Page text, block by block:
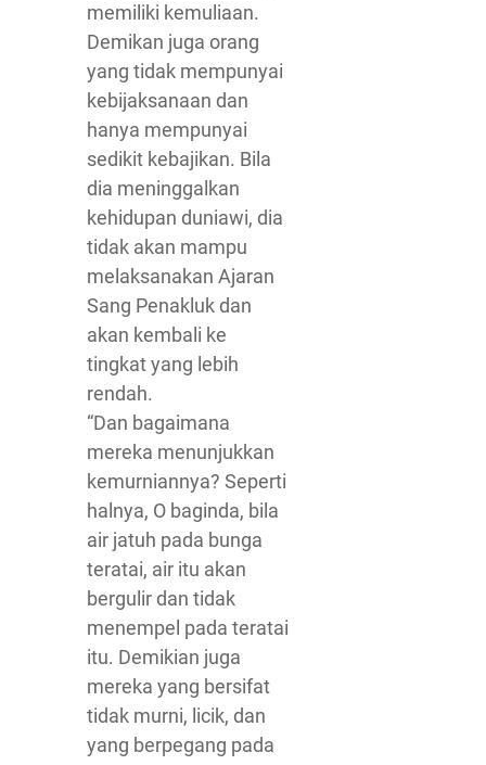
memiliki kemuliaan.
Demikan juga orang
yang tidak mempunyai
kebijaksanaan dan
hanya mempunyai
sedikit kebajikan. Bila
dia meninggalkan
kehidupan duniawi, dia
tidak akan mampu
melaksanakan Ajaran
Sang Penakluk dan
akan kembali ke
tingkat yang lebih
rendah.
“Dan bagaimana
mereka menunjukkan
kemurniannya? Seperti
halnya, O baginda, bila
air jatuh pada bunga
teratai, air itu akan
bergulir dan tidak
menempel pada teratai
itu. Demikian juga
mereka yang bersifat
tidak murni, licik, dan
yang berpegang pada